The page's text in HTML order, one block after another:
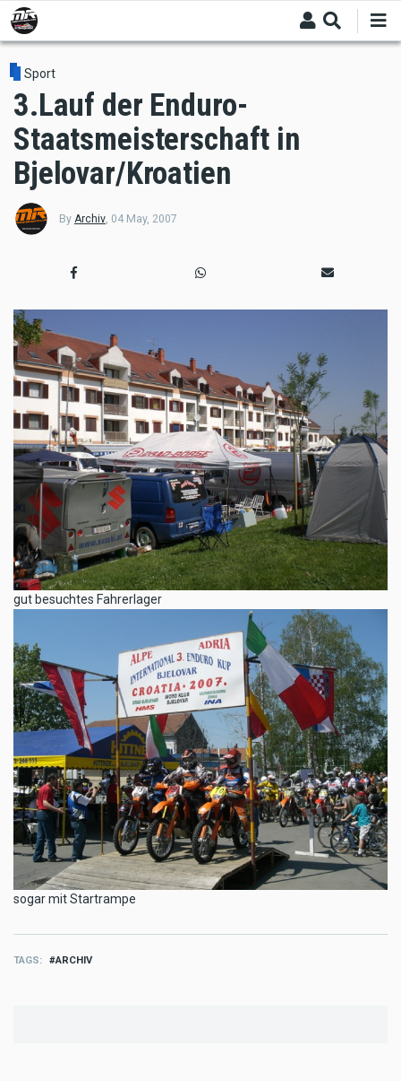
Skip
to
main
content
Sport
3.Lauf der Enduro-
Staatsmeisterschaft in
Bjelovar/Kroatien
By Archiv, 04 May, 2007
gut besuchtes Fahrerlager
sogar mit Startrampe
TAGS ARCHIV